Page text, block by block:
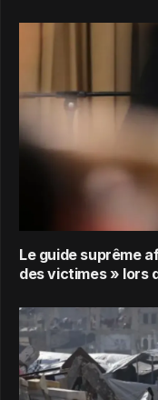
Le guide suprême
des victimes » lors